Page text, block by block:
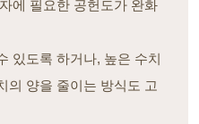
에 필요한 공헌도가 완화
있도록 하거나, 높은 수치
의 양을 줄이는 방식도 고